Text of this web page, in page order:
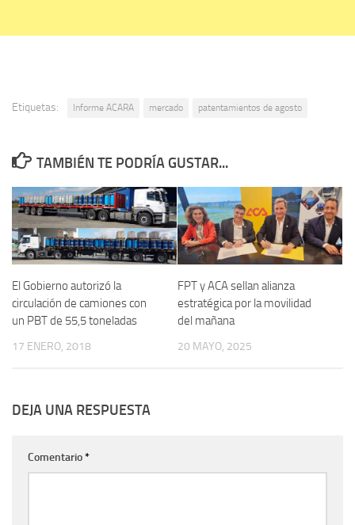
Etiquetas: Informe ACARA mercado patentamientos de agosto
TAMBIÉN TE PODRÍA GUSTAR...
El Gobierno autorizó la
circulación de camiones con
un PBT de 55,5 toneladas
17 ENERO, 2018
FPT y ACA sellan alianza
estratégica por la movilidad
del mañana
20 MAYO, 2025
DEJA UNA RESPUESTA
Comentario*